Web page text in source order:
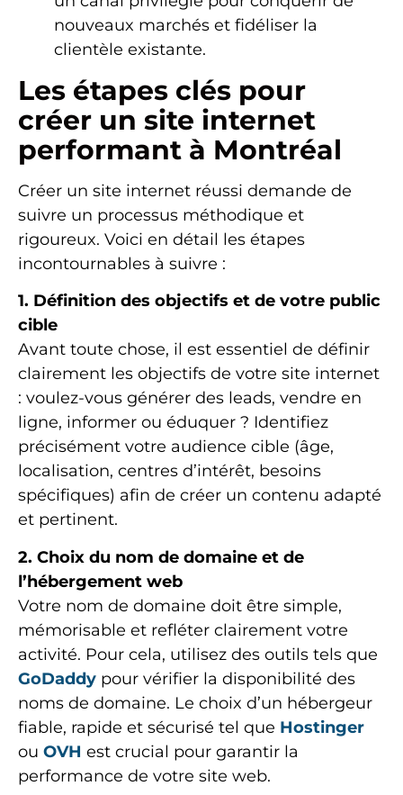
nouveaux marchés et fidéliser la
clientèle existante.
Les étapes clés pour
créer un site internet
performant à Montréal
Créer un site internet réussi demande de
suivre un processus méthodique et
rigoureux. Voici en détail les étapes
incontournables à suivre :
1. Définition des objectifs et de votre public
cible
Avant toute chose, il est essentiel de définir
clairement les objectifs de votre site internet
: voulez-vous générer des leads, vendre en
ligne, informer ou éduquer ? Identifiez
précisément votre audience cible (âge,
localisation, centres d’intérêt, besoins
spécifiques) afin de créer un contenu adapté
et pertinent.
2. Choix du nom de domaine et de
l’hébergement web
Votre nom de domaine doit être simple,
mémorisable et refléter clairement votre
activité. Pour cela, utilisez des outils tels que
GoDaddy pour vérifier la disponibilité des
noms de domaine. Le choix d’un hébergeur
fiable, rapide et sécurisé tel que Hostinger
ou OVH est crucial pour garantir la
performance de votre site web.